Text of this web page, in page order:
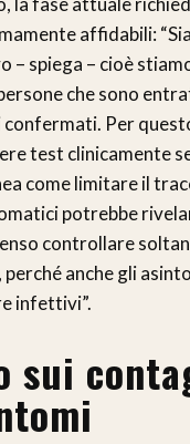
affidabili:
– spiega – cioè
che sono
Per
test clinicamente
come limitare il
potrebbe
controllare
anche gli
infettivi”.
sui